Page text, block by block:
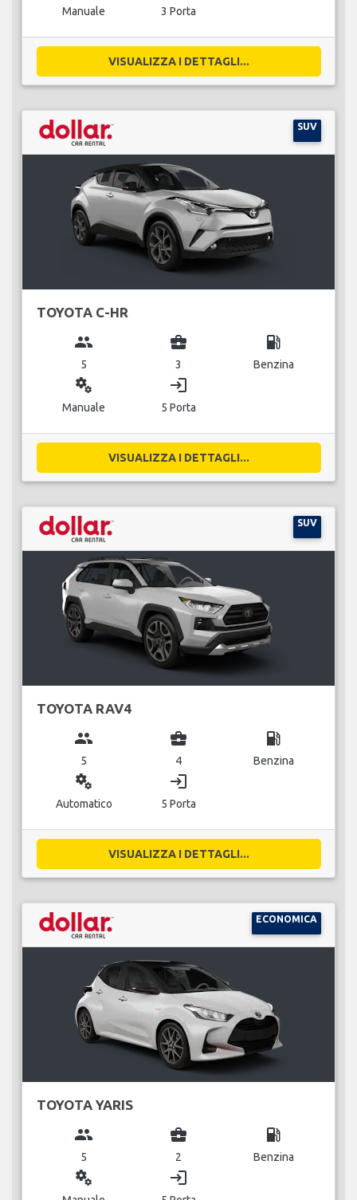
Manuale 3 Porta
VISUALIZZA I DETTAGLI...
SUV
TOYOTA C-HR
group
5
business_center
3
local_gas_station
Benzina
miscellaneous_services
Manuale
login
5 Porta
VISUALIZZA I DETTAGLI...
SUV
TOYOTA RAV4
group
5
business_center
4
local_gas_station
Benzina
miscellaneous_services
Automatico
login
5 Porta
VISUALIZZA I DETTAGLI...
ECONOMICA
TOYOTA YARIS
group
5
business_center
2
local_gas_station
Benzina
miscellaneous_services login